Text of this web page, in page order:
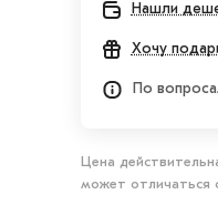
Нашли
Хочу
По
Цена
может отличаться